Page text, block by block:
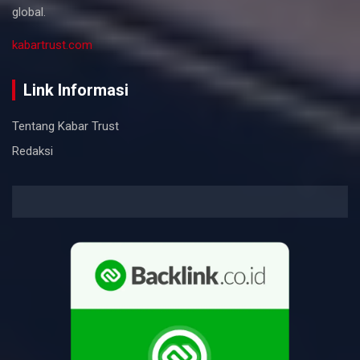
global.
kabartrust.com
Link Informasi
Tentang Kabar Trust
Redaksi